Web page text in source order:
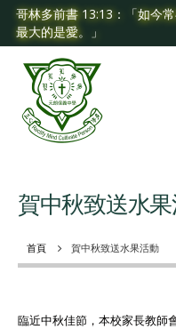
哥林多前書 13:13：「如今
最大的是愛。」
首頁 賀中秋致送水果活動
賀中秋致送水
臨近中秋佳節，本校家長教師